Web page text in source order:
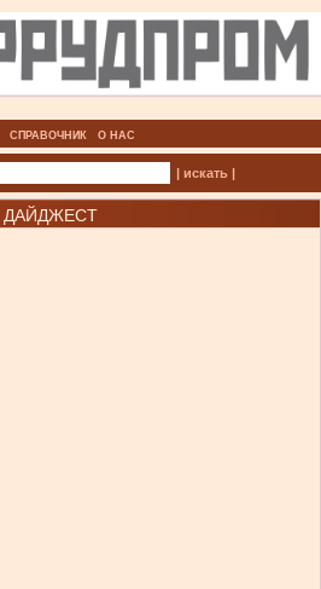
СПРАВОЧНИК О НАС
| искать |
ДАЙДЖЕСТ